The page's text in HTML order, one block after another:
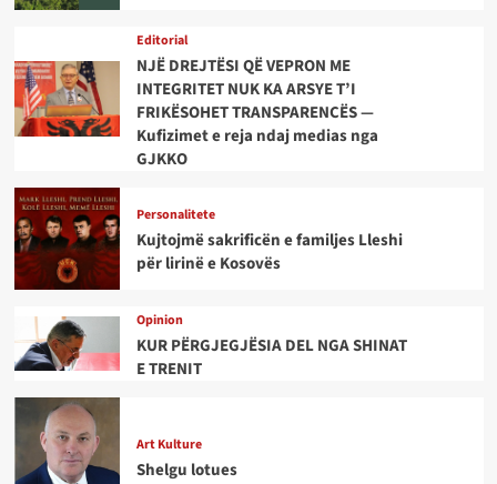
Editorial
NJË DREJTËSI QË VEPRON ME
INTEGRITET NUK KA ARSYE T’I
FRIKËSOHET TRANSPARENCËS —
Kufizimet e reja ndaj medias nga
GJKKO
Personalitete
Kujtojmë sakrificën e familjes Lleshi
për lirinë e Kosovës
Opinion
KUR PËRGJEGJËSIA DEL NGA SHINAT
E TRENIT
Art Kulture
Shelgu lotues